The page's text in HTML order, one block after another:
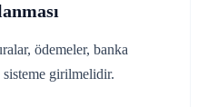
ödemeler, banka
girilmelidir.